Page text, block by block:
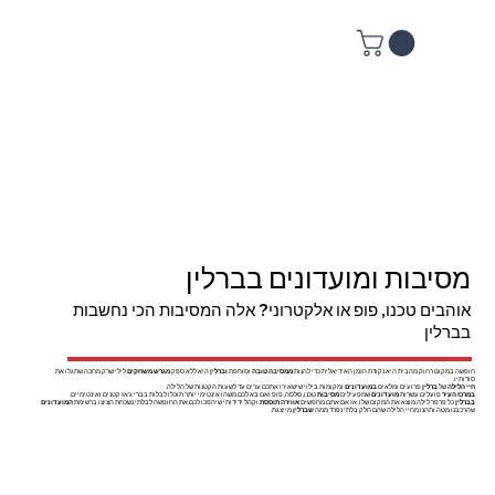
מסיבות ומועדונים בברלין
חופשה במקום רחוק מהבית היא נקודת הזמן האידיאלית כדי להנותממסיבה טובה וסוחפתוברליןהיא ללא ספקמגרש משחקיםלילי שרק מחכה שתגלו את
סודותיו.
חיי הלילהשלברליןפרועים ומלאיםבמועדונים ומקומות בילוי שישאירו אתכם ערים עד לשעות הקטנות של הלילה.
במרכז העירפועלים עשרותמועדוניםשמפעיליםמסיבותטכנו, סלסה, פופ ואם בא לכם משהו אינטימי יותר תוכלו לבלות בברי ג'אז קטנים ואינטימיים.
בברליןכל פרפר לילה מוצא את המקום שלו. אז אם אתם מחפשיםאווירה תוססת וקהל ידידותי שיהפכו לכם את החופשה לבלתי נשכחת הציצו ברשימתהמועדונים
שהרכבנו מטה ותהנו מחיי הלילה שהם חלק בלתי נפרד ממהשברליןמייצגת.
אוהבים טכנו, פופ או אלקטרוני? אלה המסיבות הכי נחשבות
בברלין